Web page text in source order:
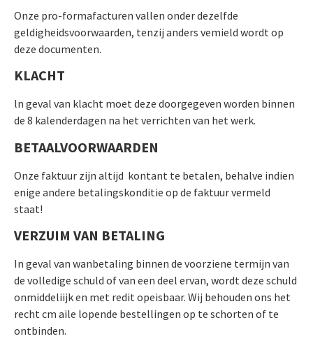
Onze pro-formafacturen vallen onder dezelfde
geldigheidsvoorwaarden, tenzij anders vemield wordt op
deze documenten.
KLACHT
ln geval van klacht moet deze doorgegeven worden binnen
de 8 kalenderdagen na het verrichten van het werk.
BETAALVOORWAARDEN
Onze faktuur zijn altijd kontant te betalen, behalve indien
enige andere betalingskonditie op de faktuur vermeld
staat!
VERZUIM VAN BETALING
In geval van wanbetaling binnen de voorziene termijn van
de volledige schuld of van een deel ervan, wordt deze schuld
onmiddeliijk en met redit opeisbaar. Wij behouden ons het
recht cm aile lopende bestellingen op te schorten of te
ontbinden.